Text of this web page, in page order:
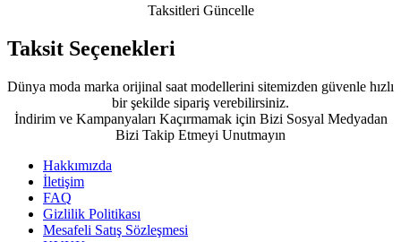
Taksitleri Güncelle
Taksit Seçenekleri
Dünya moda marka orijinal saat modellerini sitemizden güvenle hızlı
bir şekilde sipariş verebilirsiniz.
İndirim ve Kampanyaları Kaçırmamak için Bizi Sosyal Medyadan
Bizi Takip Etmeyi Unutmayın
Hakkımızda
İletişim
FAQ
Gizlilik Politikası
Mesafeli Satış Sözleşmesi